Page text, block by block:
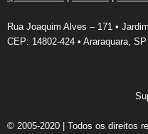
Rua Joaquim Alves – 171 •
CEP: 14802-424 • Araraquara, SP
© 2005-2020 | Todos os direitos